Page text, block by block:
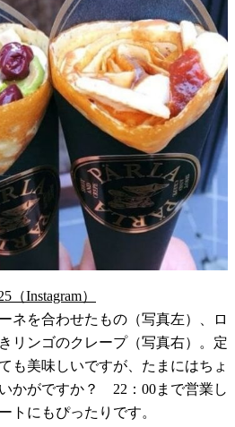
（Instagram）
ネを合わせたもの（写真左）、ロ
リンゴのクレープ（写真右）。定
も美味しいですが、たまにはちょ
かがですか？ 22：00まで営業し
トにもぴったりです。